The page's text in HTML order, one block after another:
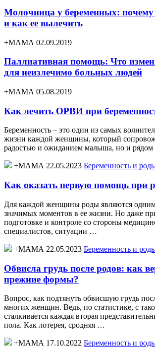
Молочница у беременных: почему
и как ее вылечить
+МАМА 02.09.2019
Паллиативная помощь: Что
для неизлечимо больных людей
+МАМА 05.08.2019
Как лечить ОРВИ при
Беременность – это один из самых
жизни каждой женщины, который
радостью и ожиданием малыша, но и
+МАМА 22.05.2023 Беременность и
Как оказать первую помощь при
Для каждой женщины роды являются
значимых моментов в ее жизни. Но даже
подготовке и контроле со стороны
специалистов, ситуации …
+МАМА 22.05.2023 Беременность и
Обвисла грудь после родов: как
прежние формы?
Вопрос, как подтянуть обвисшую грудь
многих женщин. Ведь, по статистике, с
сталкивается каждая вторая
пола. Как лотерея, сродняя …
+МАМА 17.10.2022 Беременность и